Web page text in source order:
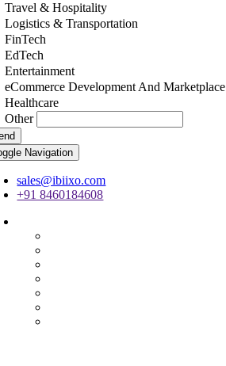
Travel & Hospitality
Logistics & Transportation
FinTech
EdTech
Entertainment
eCommerce Development And Marketplace
Healthcare
Other
Navigation
sales@ibiixo.com
+91 8460184608